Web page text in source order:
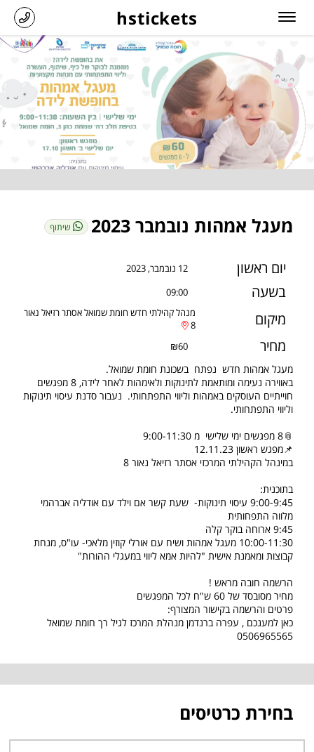
hstickets
מעגל אמהות נובמבר 2023 שיתוף
יום ראשון 12 נובמבר, 2023
בשעה 09:00
מיקום
מנהל קהילתי חדש חומת שמואל אסתר רזיאל נאור
8
מחיר ₪60
מעגל אמהות חדש נפתח בשכונת חומת שמואל.
באווירה נעימה ומותאמת לתינוקות ולאימהות לאחר לידה, 8 מפגשים
חוייתיים העוסקים באמהות וליווי התפתחותי. נעבור סדנת עיסוי תינוקות
וליווי התפתחותי.
📎8 מפגשים ימי שלישי מ 9:00-11:30
📌מפגש ראשון 12.11.23
במינהל הקהילתי המרכזי אסתר רזיאל נאור 8
בתוכנית:
9:00-9:45 עיסוי תינוקות- שעת קשר אם וילד עם אודליה אברהמי
מלווה התפחותית
9:45 ארוחה בוקר קלה
10:00-11:30 מעגל אמהות ושיח עם אורלי קוזין מלאכי- עו"ס, מנחת
קבוצות ומאמנת אישית "להיות אמא ליווי במעגלי ההורות"
הרשמה חובה מראש !
מחיר מסובסד של 60 ש"ח לכל המפגשים
פרטים והרשמה בקישור המצורף:
כאן למענכם , עפרה ברנדמן מנהלת המרכז לגיל רך חומת שמואל
0506965565
בחירת כרטיסים